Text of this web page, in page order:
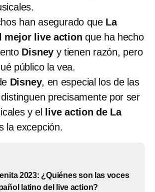
han asegurado que La
mejor live action que ha hecho
Disney y tienen razón, pero
público la vea.
Disney, en especial los de las
precisamente por ser
y el
live action de La
la excepción.
2023: ¿Quiénes son las voces
latino del live action?